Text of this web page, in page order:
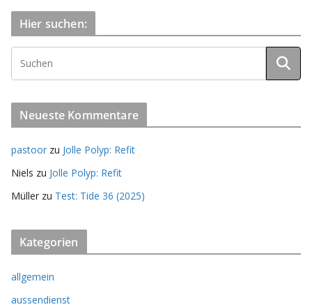
Hier suchen:
Neueste Kommentare
pastoor zu Jolle Polyp: Refit
Niels zu Jolle Polyp: Refit
Müller zu Test: Tide 36 (2025)
Kategorien
allgemein
aussendienst